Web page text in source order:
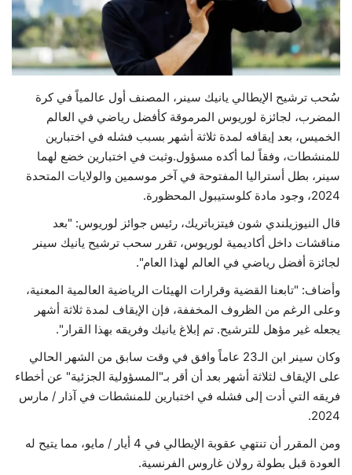
حياة
سُحب ترشيح الإيطالي يانيك سينر، المصنف أول عالمياً في كرة
المضرب، لجائزة لوريوس المرموقة كأفضل رياضي في العالم
الخميس، بعد إيقافه لمدة ثلاثة أشهر بسبب فشله في اختبارين
للمنشطات، وفقاً لما أكده مسؤول.وثبت في اختبارين خضع لهما
سينر، بطل أستراليا المفتوحة في آخر موسمين والولايات المتحدة
2024، وجود مادة كلوستيبول المحظورة.
قال النيوزيلندي شون فيتزباتريك، رئيس جوائز لوريوس: "بعد
مناقشات داخل أكاديمية لوريوس، تقرر سحب ترشيح يانيك سينر
لجائزة أفضل رياضي في العالم لهذا العام".
وأضاف: "تابعنا القضية وقرارات الهيئات الرياضية العالمية المعنية،
وعلى الرغم من الظروف المخففة، فإن الإيقاف لمدة ثلاثة أشهر
يجعله غير مؤهل للترشيح. تم إبلاغ يانيك وفريقه بهذا القرار".
وكان سينر ابن الـ23 عاماً وافق في وقت سابق من الشهر الحالي
على الإيقاف لثلاثة أشهر بعد أن أقر بـ"المسؤولية الجزئية" عن أخطاء
فريقه التي أدت إلى فشله في اختبارين للمنشطات في آذار / مارس
2024.
ومن المقرر أن تنتهي عقوبة الإيطالي في 4 أيار / مايو، مما يتيح له
العودة قبل بطولة رولان غاروس الفرنسية.